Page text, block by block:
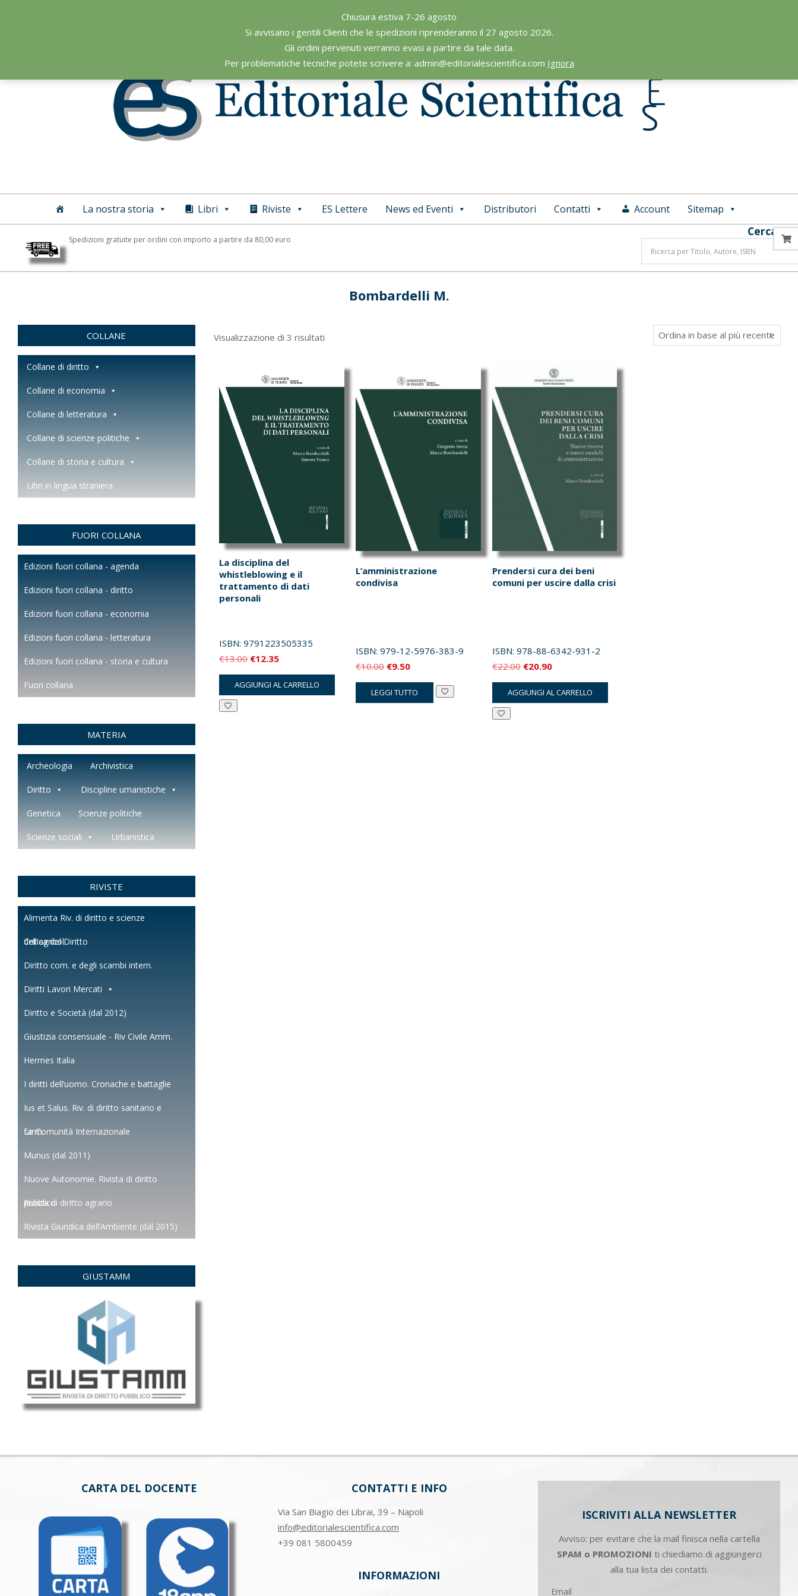
Chiusura estiva 7-26 agosto
Si avvisano i gentili Clienti che le spedizioni riprenderanno il 27 agosto 2026.
Gli ordini pervenuti verranno evasi a partire da tale data.
Per problematiche tecniche potete scrivere a: admin@editorialescientifica.com Ignora
Editoriale
Scientifica
Primary
La nostra storia Libri Riviste ES Lettere News ed Eventi Distributori Contatti Account Sitemap
Spedizioni gratuite per ordini con importo a partire da 80,00 euro
Cerca
Bombardelli M.
Visualizzazione di 3 risultatiOrdina
recente
La disciplina del
whistleblowing e il
trattamento di dati
personali
ISBN:9791223505335
€13.00 Il
prezzo
originale
€12.35Il
prezzo
attuale
AGGIUNGI AL CARRELLO
L’amministrazione
condivisa
ISBN: 979-12-5976-383-9
€10.00 Il
prezzo
originale
€9.50Il
prezzo
attuale
LEGGI TUTTO
Prendersi cura dei beni
comuni per uscire dalla crisi
ISBN: 978-88-6342-931-2
€22.00 Il
prezzo
originale
€20.90Il
prezzo
attuale
AGGIUNGI AL CARRELLO
COLLANE
Collane di diritto
Collane di economia
Collane di letteratura
Collane di scienze politiche
Collane di storia e cultura
Libri in lingua straniera
FUORI COLLANA
Edizioni fuori collana - agenda
Edizioni fuori collana - diritto
Edizioni fuori collana - economia
Edizioni fuori collana - letteratura
Edizioni fuori collana - storia e cultura
Fuori collana
MATERIA
Archeologia Archivistica
Diritto Discipline umanistiche
Genetica Scienze politiche
Scienze sociali Urbanistica
RIVISTE
Alimenta Riv. di diritto e scienze
dell'agricol.
Critica del Diritto
Diritto com. e degli scambi intern.
Diritti Lavori Mercati
Diritto e Società (dal 2012)
Giustizia consensuale - Riv Civile Amm.
Hermes Italia
I diritti dell’uomo. Cronache e battaglie
Ius et Salus. Riv. di diritto sanitario e
farm.
La Comunità Internazionale
Munus (dal 2011)
Nuove Autonomie. Rivista di diritto
pubblico
Rivista di diritto agrario
Rivista Giuridica dell’Ambiente (dal 2015)
GIUSTAMM
CARTA DEL DOCENTE CONTATTI E INFO
Via San Biagio dei Librai, 39 – Napoli
info@editorialescientifica.com
+39 081 5800459
INFORMAZIONI
ISCRIVITI ALLA NEWSLETTER
Avviso: per evitare che la mail finisca nella cartella
SPAM o PROMOZIONI ti chiediamo di aggiungerci
alla tua lista dei contatti.
Email